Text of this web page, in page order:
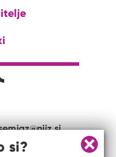
Instagram profil
Zapri
si?